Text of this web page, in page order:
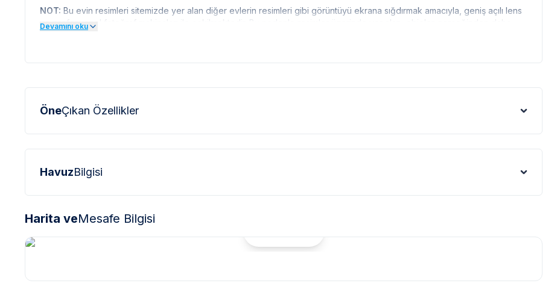
NOT: Bu evin resimleri sitemizde yer alan diğer evlerin resimleri gibi görüntüyü ekrana sığdırmak amacıyla, geniş açılı lens
ve profesyonel fotoğraf makinaları ile çekilmektedir. Bu nedenle resimler üzerinde yer alan objeler gerçeğinden daha
Devamını oku
ÖneÇıkan Özellikler
HavuzBilgisi
Harita veMesafe Bilgisi